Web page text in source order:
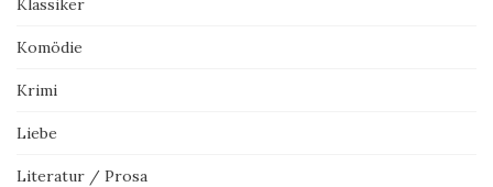
Klassiker
Komödie
Krimi
Liebe
Literatur / Prosa